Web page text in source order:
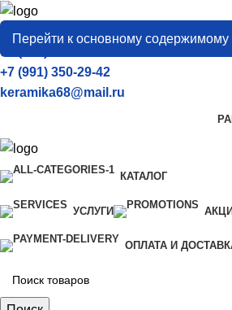
Перейти к основному содержимому
город
Тамбов
+7 (906) 657-33-54
+7 (991) 350-29-42
keramika68@mail.ru
КАТАЛОГ
УСЛУГИ
ОПЛАТА И